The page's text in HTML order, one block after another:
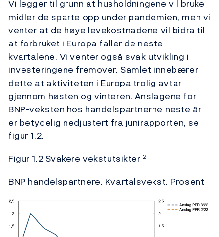
Vi legger til grunn at husholdningene vil bruke
midler de sparte opp under pandemien, men vi
venter at de høye levekostnadene vil bidra til
at forbruket i Europa faller de neste
kvartalene. Vi venter også svak utvikling i
investeringene fremover. Samlet innebærer
dette at aktiviteten i Europa trolig avtar
gjennom høsten og vinteren. Anslagene for
BNP-veksten hos handelspartnerne neste år
er betydelig nedjustert fra junirapporten, se
figur 1.2.
Figur 1.2 Svakere vekstutsikter 2
BNP handelspartnere. Kvartalsvekst. Prosent